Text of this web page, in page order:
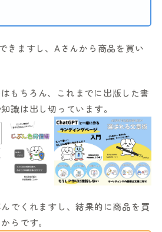
きますし、Aさんから商品を買い
もちろん、これまでに出版した書
識は出し切っています。
でくれますし、結果的に商品を買
らです。